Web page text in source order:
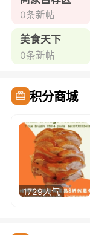
0条新帖
美食天下
0条新帖
积分商城
1729人气